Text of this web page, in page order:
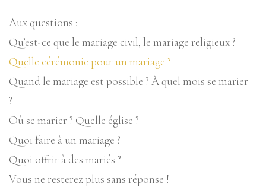
Aux questions :
Qu’est-ce que le mariage civil, le mariage religieux ?
Quelle cérémonie pour un mariage ?
Quand le mariage est possible ? À quel mois se marier
?
Où se marier ? Quelle église ?
Quoi faire à un mariage ?
Quoi offrir à des mariés ?
Vous ne resterez plus sans réponse !